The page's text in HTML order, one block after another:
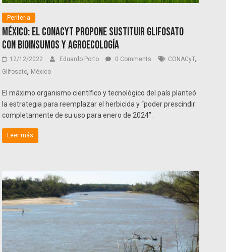
Periferia
México: El CONACyT propone sustituir glifosato
con bioinsumos y agroecología
12/12/2022 Eduardo Porto 0 Comments CONACyT,
Glifosato, México
El máximo organismo científico y tecnológico del país planteó
la estrategia para reemplazar el herbicida y “poder prescindir
completamente de su uso para enero de 2024”.
Leer más